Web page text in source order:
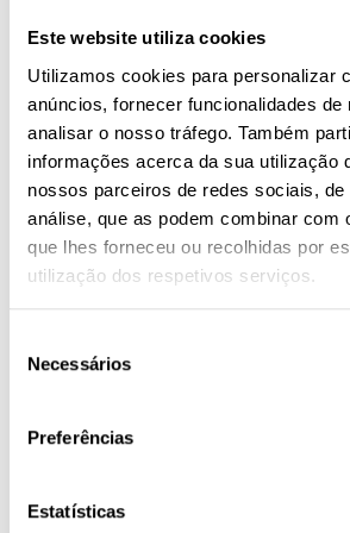
Este website utiliza cookies
Utilizamos cookies para personalizar
anúncios, fornecer funcionalidades de
analisar o nosso tráfego. Também
informações acerca da sua utilização
nossos parceiros de redes sociais, de
análise, que as podem combinar com
que lhes forneceu ou recolhidas por
utilização dos respetivos serviços.
Necessários
Preferências
Estatísticas
garganta, é o eucalipto.
árvore originária da
Nova Guiné, cujas
propriedades para o
respiratório. Preparar
de folhas de eucalipto é
pois bastacolocar
numa chávena de água
deixar repousar
minutos.
A infusão
coada, podendo ser
gosto. A garganta
tomar e com excelentes